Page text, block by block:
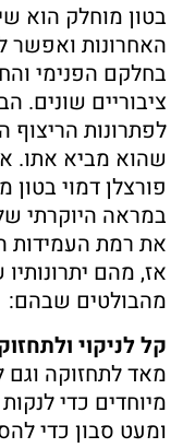
בטון מוחלק הוא
האחרונות ואפשר
בחלקם הפנימי
ציבוריים שונים.
לפתרונות הריצוף
שהוא מביא אתו.
פורצלן דמוי
במראה היוקרתי
את רמת העמידות
אז, מהם
מהבולטים שבהם:
קל לניקוי
מאד לתחזוקה וגם
מיוחדים כדי
ומעט סבון כדי